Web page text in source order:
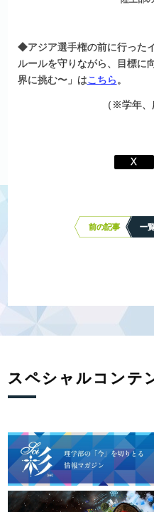
◆アジア選手権の前に行った
ルールを守りながら、目標に
界に挑む〜」はこちら。
（ ※学年、
X
前の記事 一
スペシャルコンテ